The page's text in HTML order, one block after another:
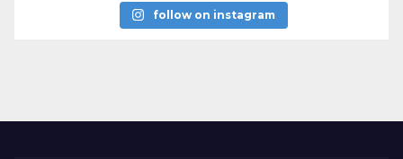
follow on instagram